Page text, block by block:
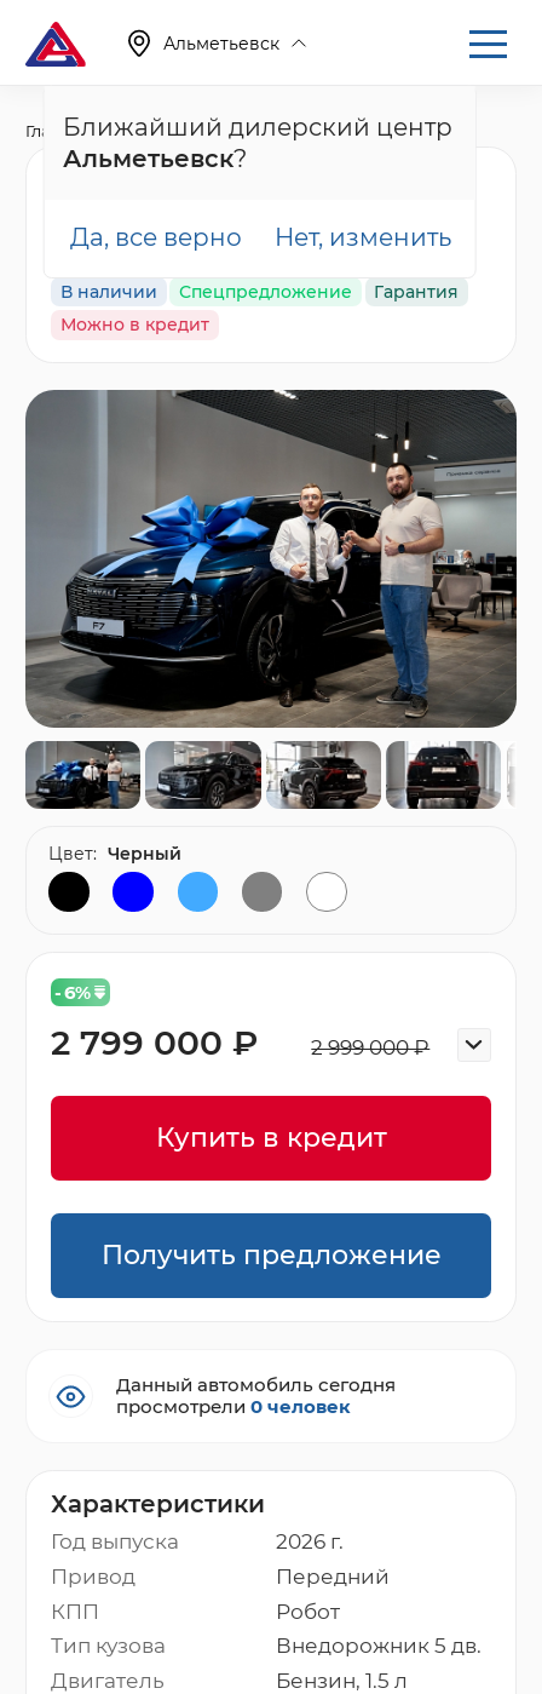
Альметьевск
Ближайший дилерский центр
Альметьевск?
Да, все верно Нет, изменить
Главная Каталог Новые автомобили F7, II
(2026), черный
В наличии Спецпредложение
Гарантия
Можно в кредит
Характеристики
Год выпуска
2026 г.
Привод
Передний
КПП
Робот
Тип кузова
Внедорожник 5 дв.
Двигатель
Бензин, 1.5 л
- 6%
2 999 000 ₽
2 799 000 ₽
Купить в кредит
Получить предложение
Цвет: Черный
Данный автомобиль сегодня
просмотрели0 человек